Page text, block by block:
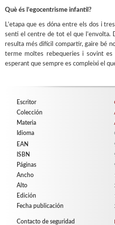
Què és l’egocentrisme infantil?
L’etapa que es dóna entre els dos i
senti el centre de tot el que l’envolta.
resulta més difícil compartir, gaire bé
terme moltes rebequeries i sovint
esperant que sempre es compleixi el
Escritor
Colección
Materia
Idioma
EAN
ISBN
Páginas
Ancho
Alto
Edición
Fecha publicación
Contacto de seguridad